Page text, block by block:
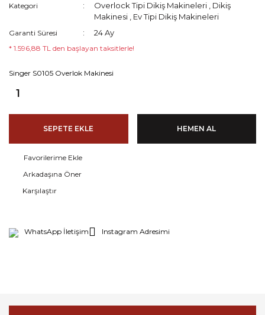
Kategori Overlock Tipi Dikiş Makineleri
Dikiş
Makinesi
Ev Tipi Dikiş Makineleri
Garanti Süresi 24 Ay
* 1.596,88 TL den başlayan taksitlerle!
Singer S0105 Overlok Makinesi
SEPETE EKLE HEMEN AL
Arkadaşına Öner
Karşılaştır
WhatsApp İletişim Instagram Adresimi